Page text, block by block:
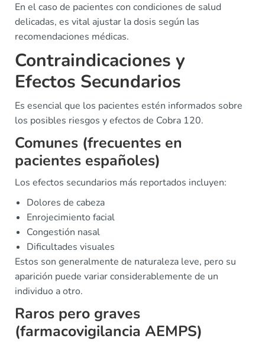
En el caso de pacientes con condiciones de salud
delicadas, es vital ajustar la dosis según las
recomendaciones médicas.
Contraindicaciones y
Efectos Secundarios
Es esencial que los pacientes estén informados sobre
los posibles riesgos y efectos de Cobra 120.
Comunes (frecuentes en
pacientes españoles)
Los efectos secundarios más reportados incluyen:
Dolores de cabeza
Enrojecimiento facial
Congestión nasal
Dificultades visuales
Estos son generalmente de naturaleza leve, pero su
aparición puede variar considerablemente de un
individuo a otro.
Raros pero graves
(farmacovigilancia AEMPS)